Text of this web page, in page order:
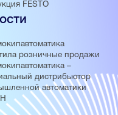
FESTO
розничные продажи
–
дистрибьютор
автоматики